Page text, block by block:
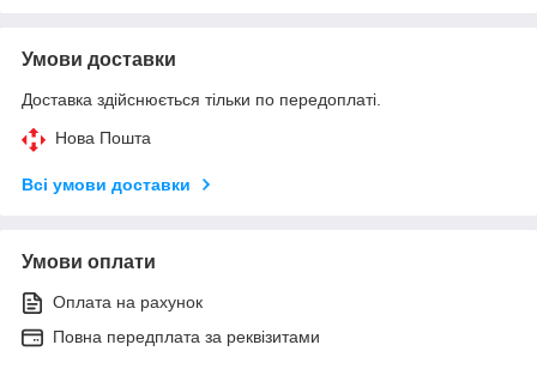
Умови доставки
Доставка здійснюється тільки по передоплаті.
Нова Пошта
Всі умови доставки
Умови оплати
Оплата на рахунок
Повна передплата за реквізитами